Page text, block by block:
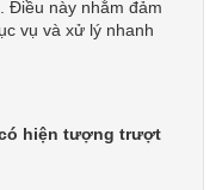
Điều này nhằm đảm
vụ và xử lý nhanh
hiện tượng trượt